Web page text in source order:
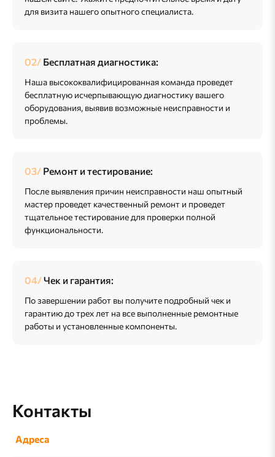
для визита нашего опытного специалиста.
Бесплатная диагностика:
Наша высококвалифицированная команда проведет
бесплатную исчерпывающую диагностику вашего
оборудования, выявив возможные неисправности и
проблемы.
Ремонт и тестирование:
После выявления причин неисправности наш опытный
мастер проведет качественный ремонт и проведет
тщательное тестирование для проверки полной
функциональности.
Чек и гарантия:
По завершении работ вы получите подробный чек и
гарантию до трех лет на все выполненные ремонтные
работы и установленные компоненты.
Контакты
Адреса